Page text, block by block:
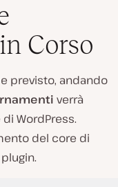
Corso
previsto, andando
verrà
WordPress.
del core di